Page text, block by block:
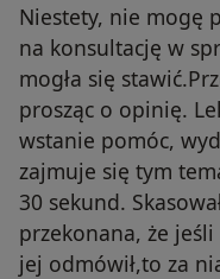
Niestety, nie mogę
na konsultację w
mogła się
prosząc o opinię.
wstanie pomóc,
zajmuje się tym
30 sekund.
przekonana, że
jej odmówił,to za